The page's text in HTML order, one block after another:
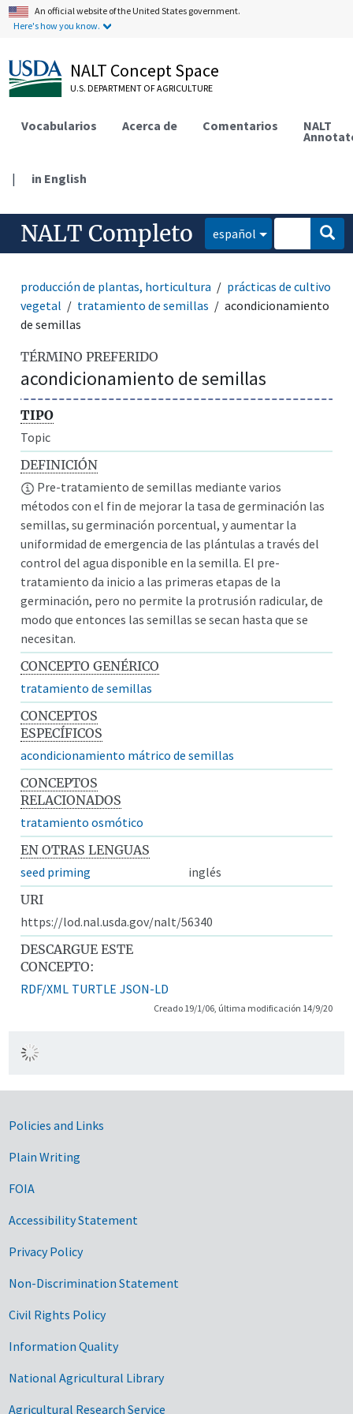
An official website of the United States government.
Here's how you know.
NALT Concept Space
U.S. DEPARTMENT OF AGRICULTURE
Vocabularios Acerca de Comentarios NALT
| in English
NALT Completo español
producción de plantas, horticultura
prácticas de cultivo
vegetal
tratamiento de semillas
acondicionamiento
de semillas
TÉRMINO PREFERIDO
acondicionamiento de semillas
TIPO
Topic
DEFINICIÓN
Pre-tratamiento de semillas mediante varios
métodos con el fin de mejorar la tasa de germinación las
semillas, su germinación porcentual, y aumentar la
uniformidad de emergencia de las plántulas a través del
control del agua disponible en la semilla. El pre-
tratamiento da inicio a las primeras etapas de la
germinación, pero no permite la protrusión radicular, de
modo que entonces las semillas se secan hasta que se
necesitan.
CONCEPTO GENÉRICO
tratamiento de semillas
CONCEPTOS
ESPECÍFICOS
acondicionamiento mátrico de semillas
CONCEPTOS
RELACIONADOS
tratamiento osmótico
EN OTRAS LENGUAS
seed priming
inglés
URI
https://lod.nal.usda.gov/nalt/56340
DESCARGUE ESTE
CONCEPTO:
RDF/XML TURTLE JSON-LD
Creado 19/1/06, última modificación 14/9/20
Government Links
Policies and Links
Plain Writing
FOIA
Accessibility Statement
Privacy Policy
Non-Discrimination Statement
Civil Rights Policy
Information Quality
National Agricultural Library
Agricultural Research Service